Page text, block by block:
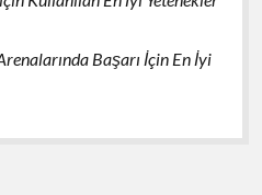
Başarı İçin En İyi